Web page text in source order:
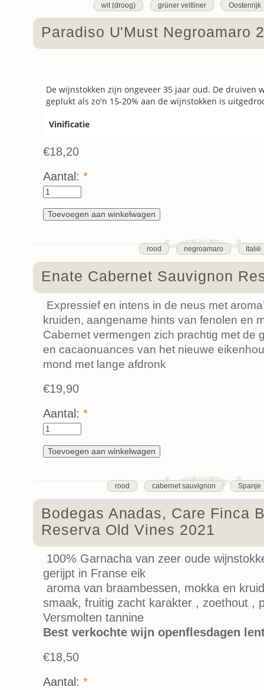
wit (droog) grüner veltliner Oostenrijk
Paradiso U'Must Negroamaro
De wijnstokken zijn ongeveer 35 jaar oud. De druiven
geplukt als zo'n 15-20% aan de wijnstokken is
Vinificatie
€18,20
Aantal: *
rood negroamaro Italië
Enate Cabernet Sauvignon
Expressief en intens in de neus met
kruiden, aangename hints van fenolen en
Cabernet vermengen zich prachtig met de
en cacaonuances van het nieuwe
mond met lange afdronk
€19,90
Aantal: *
rood cabernet sauvignon Spanje
Bodegas Anadas, Care Finca
Reserva Old Vines 2021
100% Garnacha van zeer oude
gerijpt in Franse eik
aroma van braambessen, mokka en
smaak, fruitig zacht karakter , zoethout ,
Versmolten tannine
Best verkochte wijn openflesdagen
€18,50
Aantal: *